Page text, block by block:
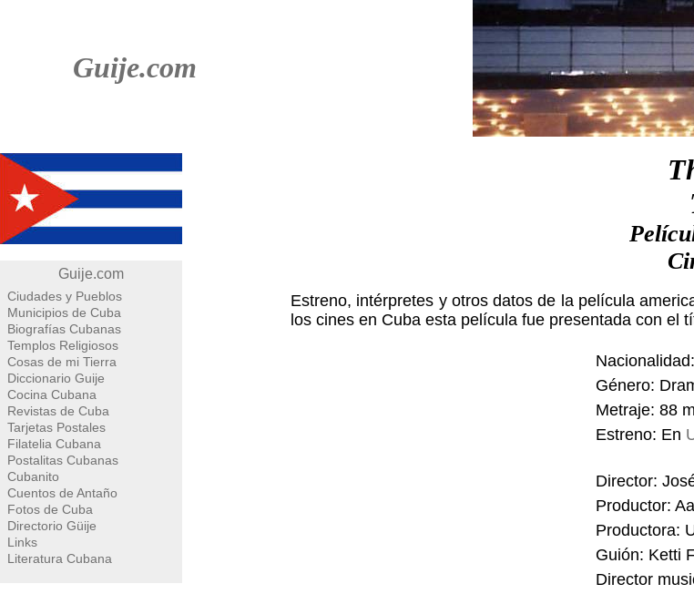
Guije.com
Guije.com
Ciudades y Pueblos
Municipios de Cuba
Biografías Cubanas
Templos Religiosos
Cosas de mi Tierra
Diccionario Guije
Cocina Cubana
Revistas de Cuba
Tarjetas Postales
Filatelia Cubana
Postalitas Cubanas
Cubanito
Cuentos de Antaño
Fotos de Cuba
Directorio Güije
Links
Literatura Cubana
Estreno, intérpretes y otros datos de la película
los cines en Cuba esta película fue presentada con el
Género:
Metraje: 88
Estreno: En
Director:
Productor:
Productora:
Guión: Ketti
Director